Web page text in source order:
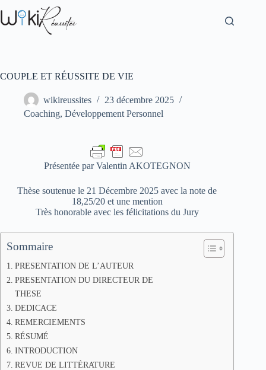
COUPLE ET RÉUSSITE DE VIE
wikireussites
23 décembre 2025
Coaching, Développement Personnel
Présentée par Valentin AKOTEGNON
Thèse soutenue le 21 Décembre 2025 avec la note de
18,25/20 et une mention
Très honorable avec les félicitations du Jury
Sommaire
PRESENTATION DE L’AUTEUR
PRESENTATION DU DIRECTEUR DE
THESE
DEDICACE
REMERCIEMENTS
RÉSUMÉ
INTRODUCTION
REVUE DE LITTÉRATURE